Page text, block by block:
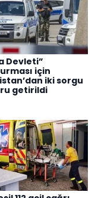
Devleti”
için
iki sorgu
getirildi